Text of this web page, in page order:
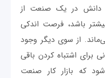
دانش در یک صنعت از
باشد، فرصت اندکی
از سوی دیگر وجود
برای اشتباه کردن باقی
که بازار کار صنعت